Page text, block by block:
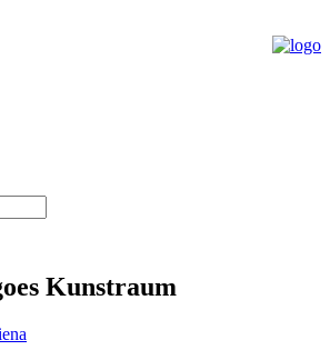
Kunstraum